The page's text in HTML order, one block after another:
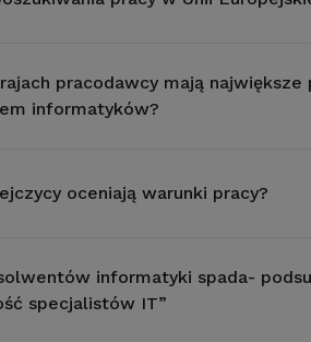
pracodawcy mają największe
informatyków?
oceniają warunki pracy?
informatyki spada-
specjalistów IT”